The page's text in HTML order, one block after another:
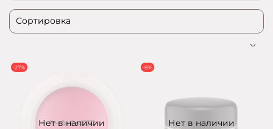
Нет в наличии
-27%
Нет в наличии
-8%